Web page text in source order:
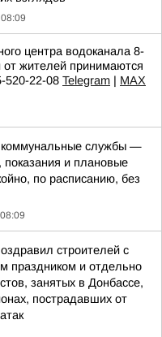
08:09
центра водоканала 8-
от жителей принимаются
520-22-08 Telegram | MAX
службы —
показания и плановые
по расписанию, без
08:09
строителей с
праздником и отдельно
занятых в Донбассе,
пострадавших от